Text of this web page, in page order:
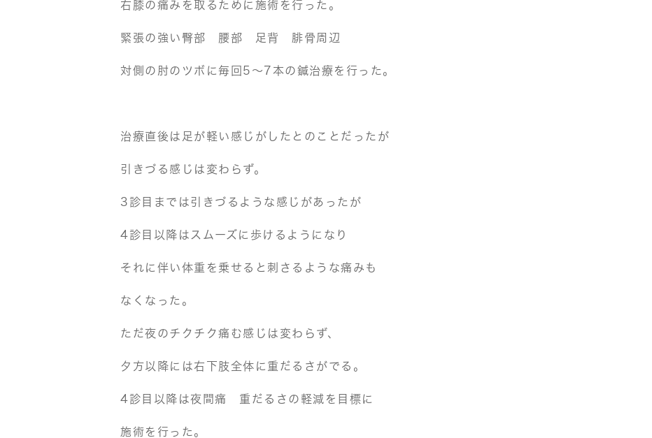
右膝の痛みを取るために施術を行った。
緊張の強い臀部 腰部 足背 腓骨周辺
対側の肘のツボに毎回5～7本の鍼治療を行った。
治療直後は足が軽い感じがしたとのことだったが
引きづる感じは変わらず。
3診目までは引きづるような感じがあったが
4診目以降はスムーズに歩けるようになり
それに伴い体重を乗せると刺さるような痛みも
なくなった。
ただ夜のチクチク痛む感じは変わらず、
夕方以降には右下肢全体に重だるさがでる。
4診目以降は夜間痛 重だるさの軽減を目標に
施術を行った。